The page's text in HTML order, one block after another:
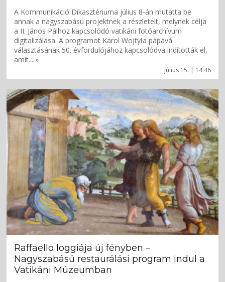
július 15. | 14:46
A Kommunikáció Dikasztériuma július 8-án mutatta be
annak a nagyszabású projektnek a részleteit, melynek célja
a II. János Pálhoz kapcsolódó vatikáni fotóarchívum
digitalizálása. A programot Karol Wojtyła pápává
választásának 50. évfordulójához kapcsolódva indították el,
amit... »
Raffaello loggiája új fényben –
Nagyszabású restaurálási program indul a
Vatikáni Múzeumban